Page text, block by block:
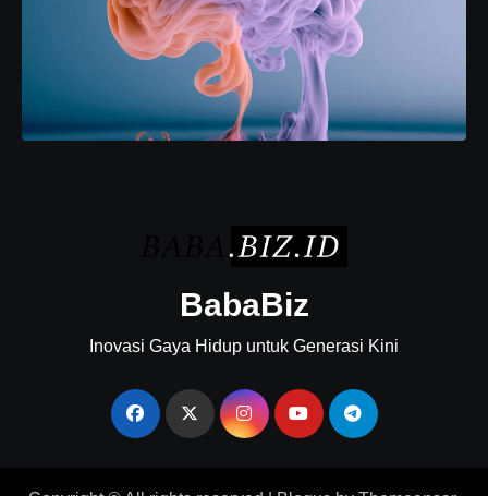
BabaBiz
Inovasi Gaya Hidup untuk Generasi Kini